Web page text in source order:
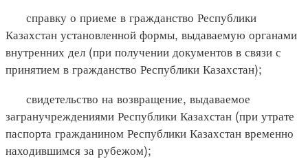
справку о приеме в гражданство Республики
Казахстан установленной формы, выдаваемую органами
внутренних дел (при получении документов в связи с
принятием в гражданство Республики Казахстан);
свидетельство на возвращение, выдаваемое
загранучреждениями Республики Казахстан (при утрате
паспорта гражданином Республики Казахстан временно
находившимся за рубежом);